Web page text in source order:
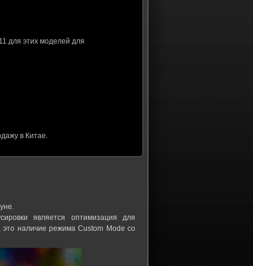
для этих моделей для
в Китае.
является оптимизация для
наличие режима Custom Mode со